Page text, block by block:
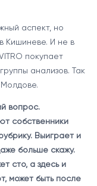
аспект, но
Кишиневе. И не в
покупает
анализов. Так
вопрос.
собственники
Выиграет и
больше скажу.
сто, а здесь и
может быть после